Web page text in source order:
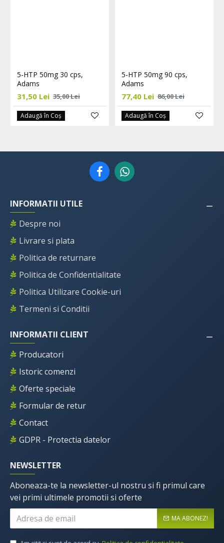
5-HTP 50mg 30 cps,
Adams
31,50 Lei 35,00 Lei
Adaugă în Coş
5-HTP 50mg 90 cps,
Adams
77,40 Lei 86,00 Lei
Adaugă în Coş
INFORMATII UTILE
Despre noi
Livrare si plata
Politica de returnare
Politica de Confidentialitate
Politica Utilizare Cookie-uri
Termeni si Conditii
INFORMATII CLIENT
Producatori
Istoric comenzi
Oferte speciale
Formular de retur
Contact
GDPR - Protectia datelor
NEWSLETTER
Aboneaza-te la newsletter-ul nostru si fi primul care
vei primi ultimele promotii si oferte
MA ABONEZ!